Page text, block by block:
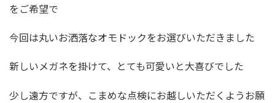
をご希望で
今回は丸いお洒落なオモドックをお選びいただきました
新しいメガネを掛けて、とても可愛いと大喜びでした
少し遠方ですが、こまめな点検にお越しいただくようお願